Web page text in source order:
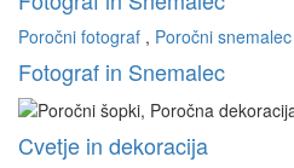
Poročni fotograf , Poročni snemalec
Fotograf in Snemalec
Cvetje in dekoracija